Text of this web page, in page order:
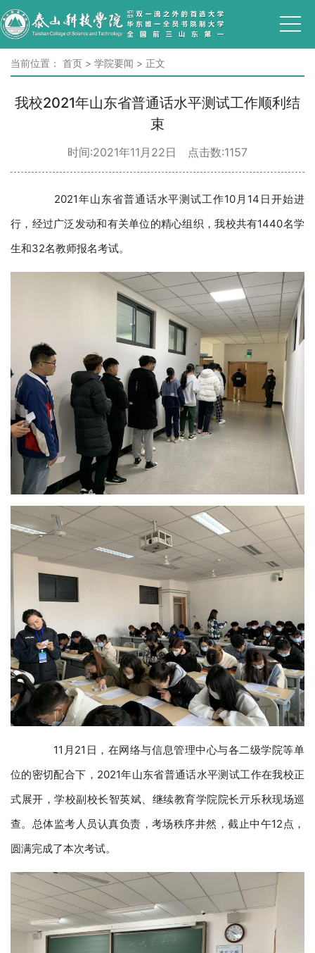
当前位置： 首页 > 学院要闻 > 正文
我校2021年山东省普通话水平测试工作顺利结
束
时间:2021年11月22日 点击数:1157
2021年山东省普通话水平测试工作10月14日开始进
行，经过广泛发动和有关单位的精心组织，我校共有1440名学
生和32名教师报名考试。
11月21日，在网络与信息管理中心与各二级学院等单
位的密切配合下，2021年山东省普通话水平测试工作在我校正
式展开，学校副校长智英斌、继续教育学院院长亓乐秋现场巡
查。总体监考人员认真负责，考场秩序井然，截止中午12点，
圆满完成了本次考试。